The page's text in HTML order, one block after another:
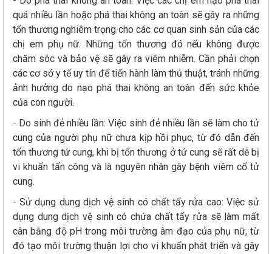
quá nhiều lần hoặc phá thai không an toàn sẽ gây ra những
tổn thương nghiêm trọng cho các cơ quan sinh sản của các
chị em phụ nữ. Những tổn thương đó nếu không được
chăm sóc và bảo vệ sẽ gây ra viêm nhiễm. Cần phải chọn
các cơ sở y tế uy tín để tiến hành làm thủ thuật, tránh những
ảnh hưởng do nạo phá thai không an toàn đến sức khỏe
của con người.
- Do sinh đẻ nhiều lần: Việc sinh đẻ nhiều lần sẽ làm cho tử
cung của người phụ nữ chưa kịp hồi phục, từ đó dẫn đến
tổn thương tử cung, khi bị tổn thương ở tử cung sẽ rất dễ bị
vi khuẩn tấn công và là nguyên nhân gây bệnh viêm cổ tử
cung.
- Sử dụng dung dịch vệ sinh có chất tẩy rửa cao: Việc sử
dụng dung dịch vệ sinh có chứa chất tẩy rửa sẽ làm mất
cân bằng độ pH trong môi trường âm đạo của phụ nữ, từ
đó tạo môi trường thuận lợi cho vi khuẩn phát triển và gây